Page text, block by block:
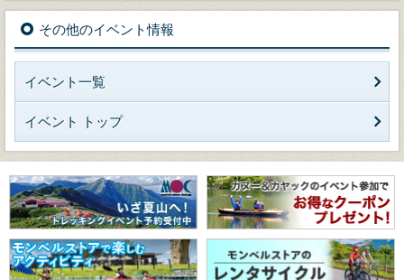
その他のイベント情報
イベント一覧
イベント トップ